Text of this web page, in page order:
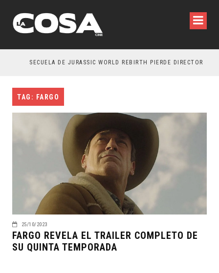
SECUELA DE JURASSIC WORLD REBIRTH PIERDE DIRECTOR
TAG: FARGO
25/10/2023
FARGO REVELA EL TRAILER COMPLETO DE
SU QUINTA TEMPORADA